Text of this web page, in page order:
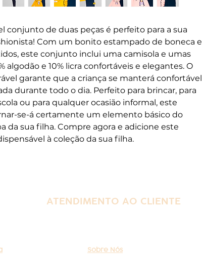
conjunto de duas peças é perfeito para a sua
Com um bonito estampado de boneca e
este conjunto inclui uma camisola e umas
algodão e 10% licra confortáveis e elegantes. O
garante que a criança se manterá confortável
durante todo o dia. Perfeito para brincar, para
ou para qualquer ocasião informal, este
se-á certamente um elemento básico do
da sua filha. Compre agora e adicione este
à coleção da sua filha.
ATENDIMENTO AO CLIENTE
Sobre Nós